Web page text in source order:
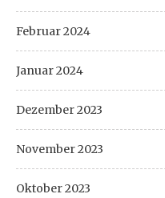
Februar 2024
Januar 2024
Dezember 2023
November 2023
Oktober 2023